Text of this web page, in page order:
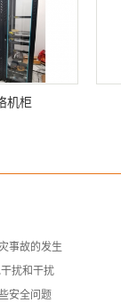
机柜
事故的发生
扰和干扰
安全问题